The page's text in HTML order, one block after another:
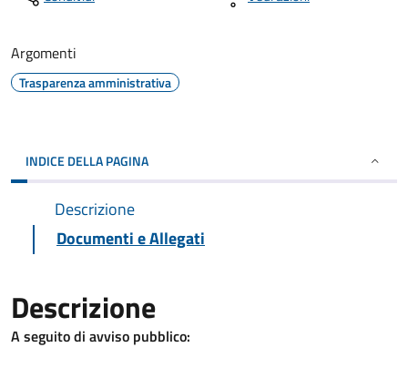
Argomenti
Trasparenza amministrativa
INDICE DELLA PAGINA
Descrizione
Documenti e Allegati
Descrizione
A seguito di avviso pubblico: